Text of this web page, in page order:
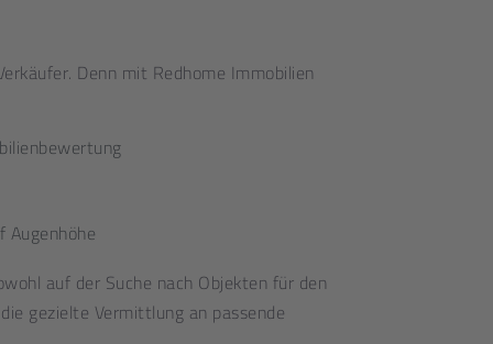
Denn mit Redhome Immobilien
auf der Suche nach Objekten für den
gezielte Vermittlung an passende